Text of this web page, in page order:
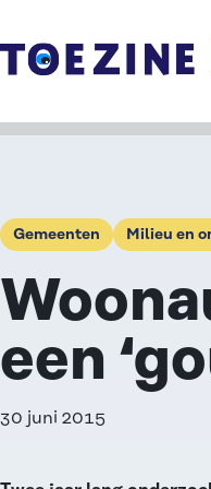
Ga naar de inhoud
Gemeenten Milieu en
een
30 juni 2015